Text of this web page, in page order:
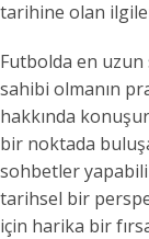
tarihine olan
Futbolda en
sahibi olmanın
hakkında
bir noktada
sohbetler
tarihsel bir
için harika bir